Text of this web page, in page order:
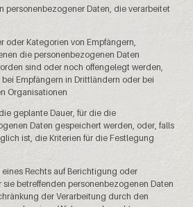
personenbezogener Daten, die verarbeitet
oder Kategorien von Empfängern,
die personenbezogenen Daten
sind oder noch offengelegt werden,
Empfängern in Drittländern oder bei
Organisationen
geplante Dauer, für die die
Daten gespeichert werden, oder, falls
ist, die Kriterien für die Festlegung
eines Rechts auf Berichtigung oder
betreffenden personenbezogenen Daten
der Verarbeitung durch den